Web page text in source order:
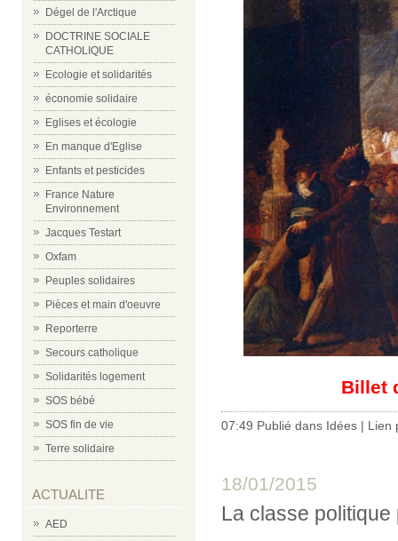
Dégel de l'Arctique
DOCTRINE SOCIALE
CATHOLIQUE
Ecologie et solidarités
économie solidaire
Eglises et écologie
En manque d'Eglise
Enfants et pesticides
France Nature
Environnement
Jacques Testart
Oxfam
Peuples solidaires
Pièces et main d'oeuvre
Reporterre
Secours catholique
Solidarités logement
SOS bébé
SOS fin de vie
Terre solidaire
ACTUALITE
AED
Billet
07:49 Publié dans Idées | Lien
18/01/2015
La classe politique